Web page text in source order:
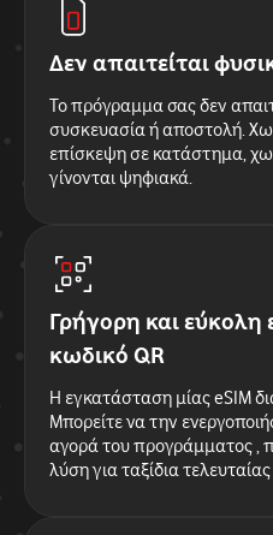
Δεν απαιτείται
Το πρόγραμμα σας δεν
συσκευασία ή αποστολή.
επίσκεψη σε κατάστημα,
γίνονται ψηφιακά.
Γρήγορη και
κωδικό QR
Η εγκατάσταση μίας eSIM
Μπορείτε να την
αγορά του προγράμματος ,
λύση για ταξίδια